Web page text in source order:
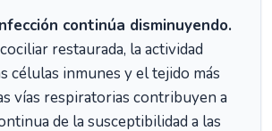
continúa disminuyendo.
restaurada, la actividad
células inmunes y el tejido más
vías respiratorias contribuyen a
de la susceptibilidad a las